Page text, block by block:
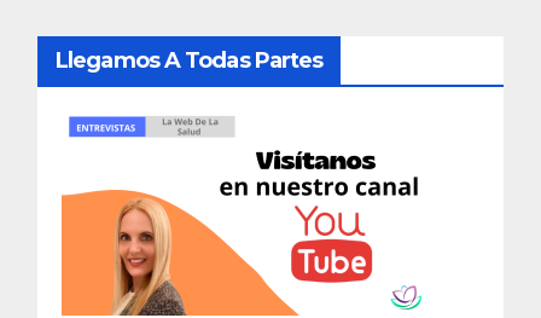
Llegamos A Todas Partes